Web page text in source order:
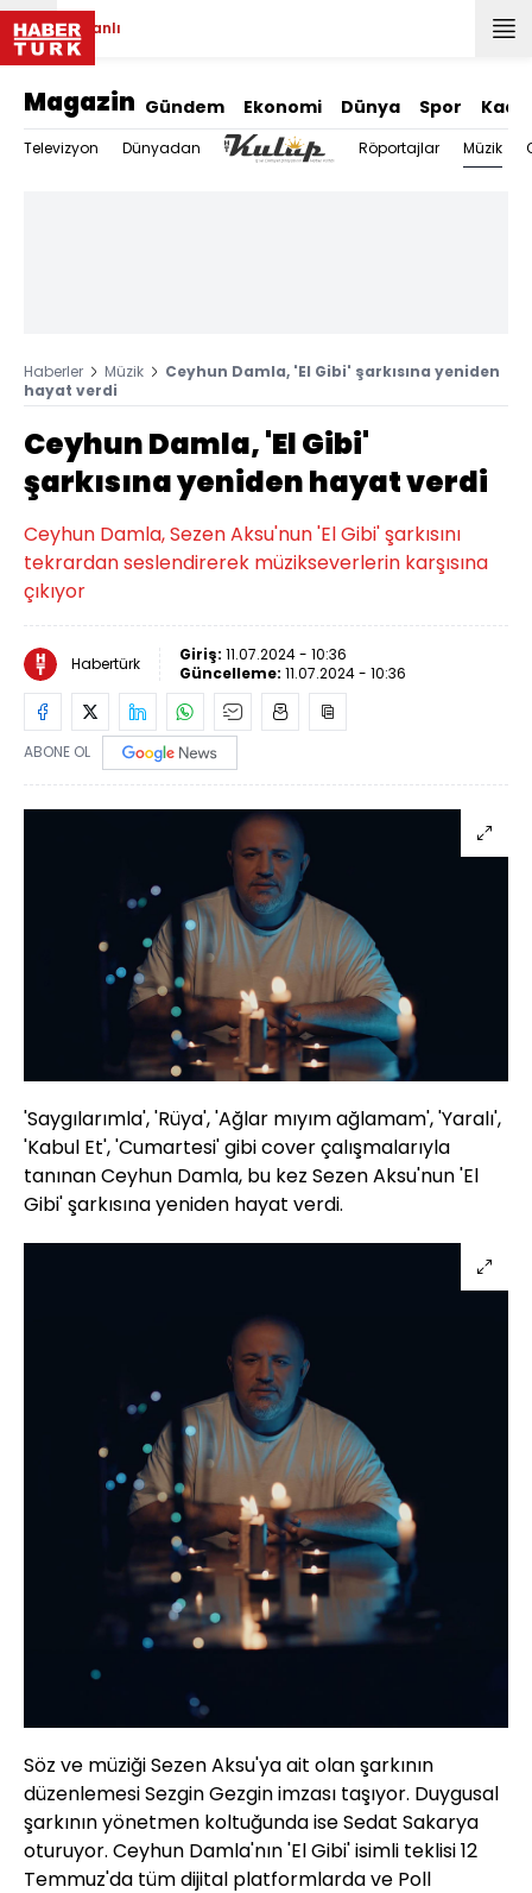
Canlı
Magazin Gündem Ekonomi Dünya Spor
Televizyon Dünyadan Röportajlar Müzik
Haberler Müzik
Ceyhun Damla, 'El Gibi' şarkısına yeniden
hayat verdi
Ceyhun Damla, 'El Gibi'
şarkısına yeniden hayat verdi
Ceyhun Damla, Sezen Aksu'nun 'El Gibi' şarkısını
tekrardan seslendirerek müzikseverlerin karşısına
çıkıyor
Habertürk Giriş: 11.07.2024 - 10:36
Güncelleme: 11.07.2024 - 10:36
ABONE OL
'Saygılarımla', 'Rüya', 'Ağlar mıyım ağlamam', 'Yaralı',
'Kabul Et', 'Cumartesi' gibi cover çalışmalarıyla
tanınan Ceyhun Damla, bu kez Sezen Aksu'nun 'El
Gibi' şarkısına yeniden hayat verdi.
Söz ve müziği Sezen Aksu'ya ait olan şarkının
düzenlemesi Sezgin Gezgin imzası taşıyor. Duygusal
şarkının yönetmen koltuğunda ise Sedat Sakarya
oturuyor. Ceyhun Damla'nın 'El Gibi' isimli teklisi 12
Temmuz'da tüm dijital platformlarda ve Poll